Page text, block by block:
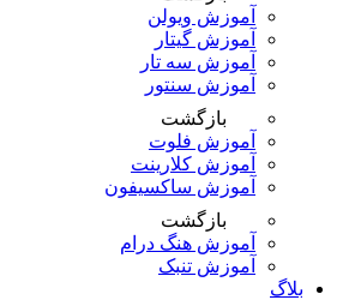
آموزش ویولن
آموزش گیتار
آموزش سه تار
آموزش سنتور
بازگشت
آموزش فلوت
آموزش کلارینت
آموزش ساکسیفون
بازگشت
آموزش هنگ درام
آموزش تنبک
بلاگ